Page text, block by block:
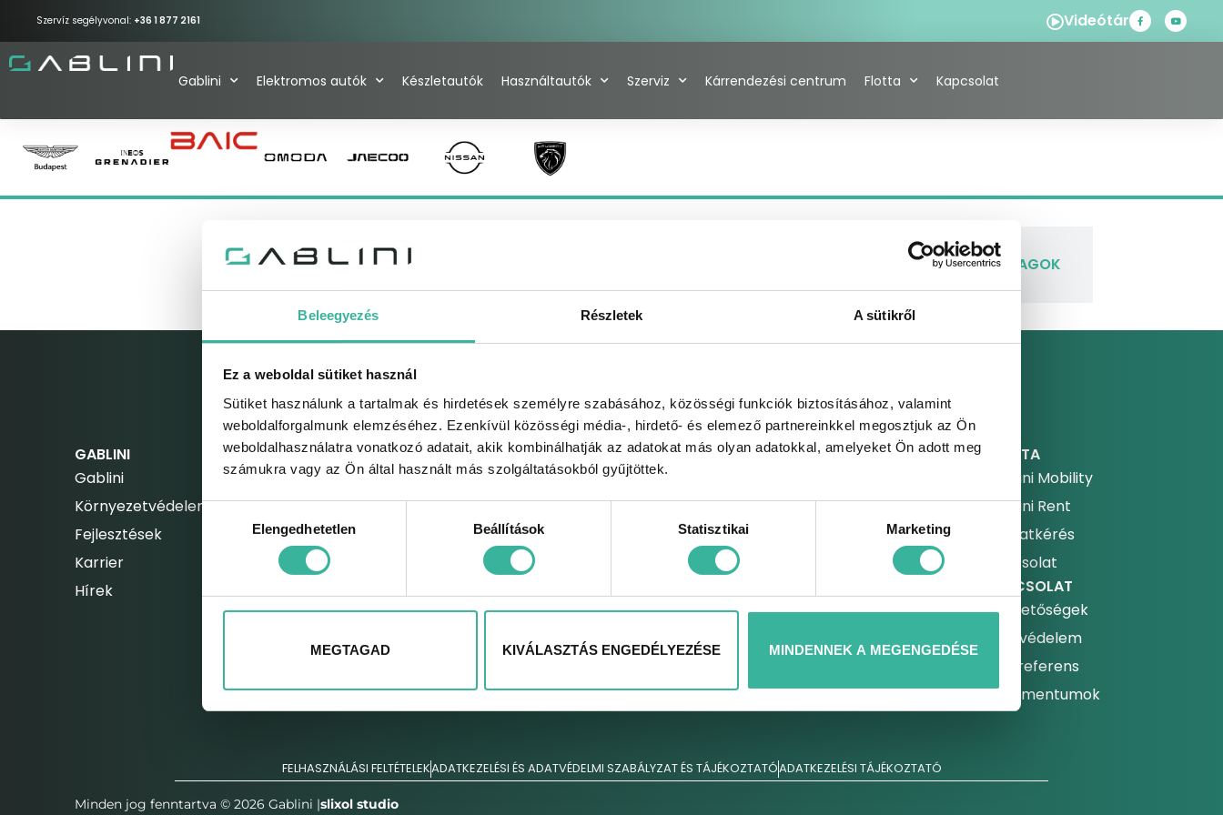
Beleegyezés Részletek A sütikről
Ez a weboldal sütiket használ
Sütiket használunk a tartalmak és hirdetések személyre szabásához, közösségi funkciók biztosításához, valamint
weboldalforgalmunk elemzéséhez. Ezenkívül közösségi média-, hirdető- és elemező partnereinkkel megosztjuk az Ön
weboldalhasználatra vonatkozó adatait, akik kombinálhatják az adatokat más olyan adatokkal, amelyeket Ön adott meg
számukra vagy az Ön által használt más szolgáltatásokból gyűjtöttek.
kiválasztásaElengedhetetlen Beállítások Statisztikai Marketing
MEGTAGAD KIVÁLASZTÁS ENGEDÉLYEZÉSE MINDENNEK A MEGENGEDÉSE
Szervíz segélyvonal: +36 1 877 2161 Videótár
Gablini Elektromos autók Készletautók Használtautók Szerviz Kárrendezési centrum Flotta Kapcsolat
FELSZERELTSÉG LETÖLTHETŐ ANYAGOK
GABLINI
Gablini
Környezetvédelem
Fejlesztések
Karrier
Hírek
ELEKETROMOS AUTÓK
Elektromos autók
Hibrid autók
HASZNÁLTAUTÓK
Használtautók
Használtautó
felvásárlás
Bizományos
értékesítés
Használt modelljeink
SZERVIZ
Szerviz
Elektromos autó
Kárrendezési centrum
szolgáltatásaink
Szerviz akcióink
Karosszéria javítás
Műszaki vizsga
Karbantartási
Autókozmetika
Szerviz bejelentkezés
FLOTTA
Gablini Mobility
Gablini Rent
Ajánlatkérés
Kapcsolat
KAPCSOLAT
Elérhetőségek
Adatvédelem
Szakreferens
Dokumentumok
FELHASZNÁLÁSI FELTÉTELEKADATKEZELÉSI ÉS ADATVÉDELMI SZABÁLYZAT ÉS TÁJÉKOZTATÓADATKEZELÉSI TÁJÉKOZTATÓ
Minden jog fenntartva © 2026 Gablini |slixol studio